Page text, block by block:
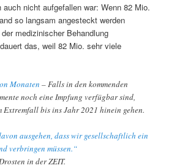
auch nicht aufgefallen war: Wenn 82 Mio.
so langsam angesteckt werden
medizinischer Behandlung
das, weil 82 Mio. sehr viele
Monaten – Falls in den kommenden
noch eine Impfung verfügbar sind,
Extremfall bis ins Jahr 2021 hinein gehen.
ausgehen, dass wir gesellschaftlich ein
verbringen müssen.“
in der ZEIT.